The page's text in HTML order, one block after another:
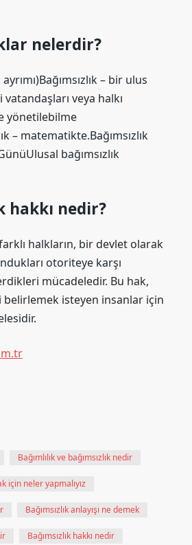
nelerdir?
– bir ulus
veya halkı
yönetilebilme
– matematikte.Bağımsızlık
bağımsızlık
hakkı nedir?
farklı halkların, bir devlet olarak
otoriteye karşı
mücadeledir. Bu hak,
isteyen insanlar için
Bağımlılık ve bağımsızlık nedir
için neler yapmalıyız
Bağımsızlık anlayışı ne demek
Bağımsızlık hakkı nedir